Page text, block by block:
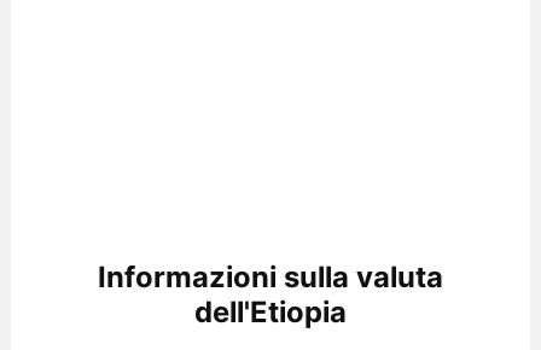
Informazioni sulla valuta
dell'Etiopia